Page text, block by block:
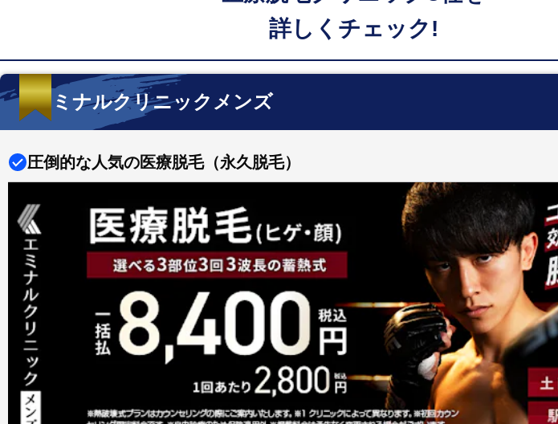
詳しくチェック!
エミナルクリニックメンズ
圧倒的な人気の医療脱毛（永久脱毛）